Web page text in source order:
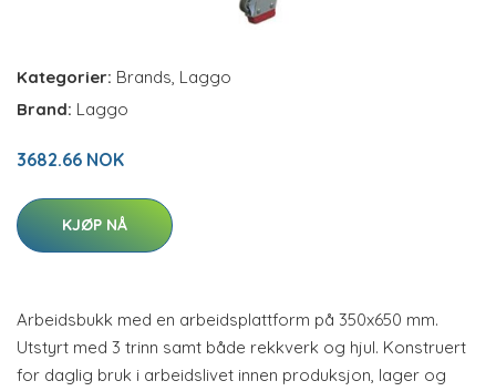
Kategorier: Brands, Laggo
Brand: Laggo
3682.66 NOK
KJØP NÅ
Arbeidsbukk med en arbeidsplattform på 350x650 mm.
Utstyrt med 3 trinn samt både rekkverk og hjul. Konstruert
for daglig bruk i arbeidslivet innen produksjon, lager og